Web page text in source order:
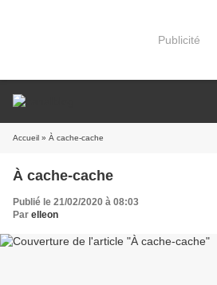
Publicité
Accueil » À cache-cache
À cache-cache
Publié le 21/02/2020 à 08:03
Par elleon